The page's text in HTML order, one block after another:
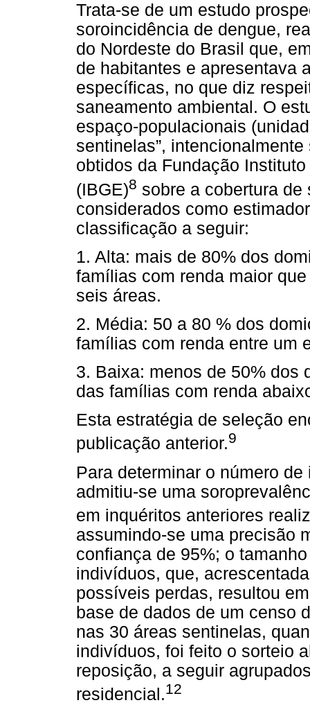
Trata-se de um estudo
soroincidência de dengue,
do Nordeste do Brasil que,
de habitantes e apresentava
específicas, no que diz
saneamento ambiental. O
espaço-populacionais
sentinelas”,
obtidos da Fundação
(IBGE)8 sobre a cobertura
considerados como
classificação a seguir:
1. Alta: mais de 80% dos
famílias com renda maior
seis áreas.
2. Média: 50 a 80 % dos
famílias com renda entre um
3. Baixa: menos de 50% dos
das famílias com renda
Esta estratégia de seleção
publicação anterior.9
Para determinar o número
admitiu-se uma
em inquéritos anteriores
assumindo-se uma precisão
confiança de 95%; o
indivíduos, que,
possíveis perdas, resultou
base de dados de um censo
nas 30 áreas sentinelas,
indivíduos, foi feito o sorteio
reposição, a seguir
residencial.12